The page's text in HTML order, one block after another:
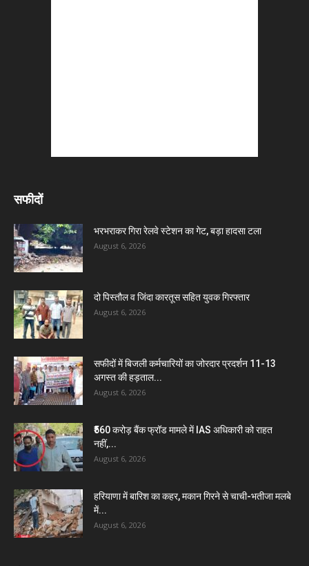
सफीदों
भरभराकर गिरा रेलवे स्टेशन का गेट, बड़ा हादसा टला
August 6, 2026
दो पिस्तौल व जिंदा कारतूस सहित युवक गिरफ्तार
August 6, 2026
सफीदों में बिजली कर्मचारियों का जोरदार प्रदर्शन 11-13
अगस्त की हड़ताल...
August 6, 2026
₹560 करोड़ बैंक फ्रॉड मामले में IAS अधिकारी को राहत
नहीं,...
August 6, 2026
हरियाणा में बारिश का कहर, मकान गिरने से चाची-भतीजा मलबे
में...
August 6, 2026